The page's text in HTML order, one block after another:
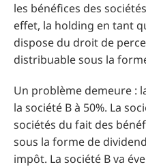
les bénéfices des
effet, la holding en tant
dispose du droit de
distribuable sous la
Un problème demeure :
la société B à 50%. La
sociétés du fait des
sous la forme de
impôt. La société B va